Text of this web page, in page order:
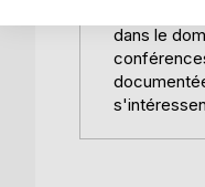
Ses
dans le